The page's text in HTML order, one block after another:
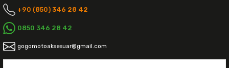
+90 (850) 346 28 42
0850 346 28 42
gogomotoaksesuar@gmail.com